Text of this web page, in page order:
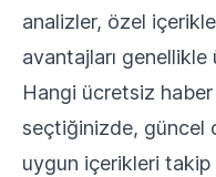
analizler, özel
avantajları
Hangi ücretsiz
seçtiğinizde, güncel
uygun içerikleri takip